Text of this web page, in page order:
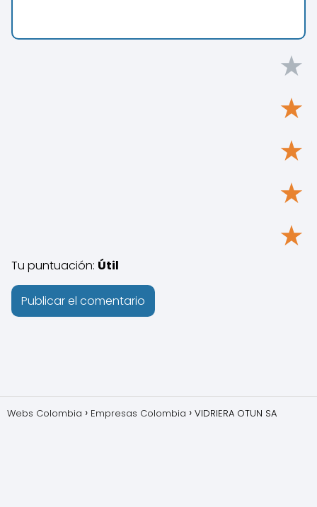
★
★
★
★
★
Tu puntuación: Útil
Webs Colombia Empresas Colombia VIDRIERA OTUN SA